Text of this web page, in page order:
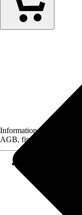
Informationen des
AGB, finden Sie bei